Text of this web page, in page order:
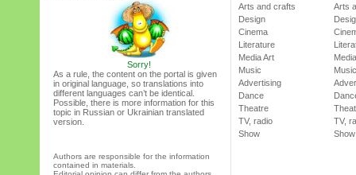
Sorry!
As a rule, the content on the portal is given
in original language, so translations into
different languages can’t be identical.
Possible, there is more information for this
topic in Russian or Ukrainian translated
version.
Authors are responsible for the information
contained in materials.
Arts and crafts
Design
Cinema
Literature
Media Art
Music
Advertising
Dance
Theatre
TV, radio
Show
Arts
Music
TV,
Show